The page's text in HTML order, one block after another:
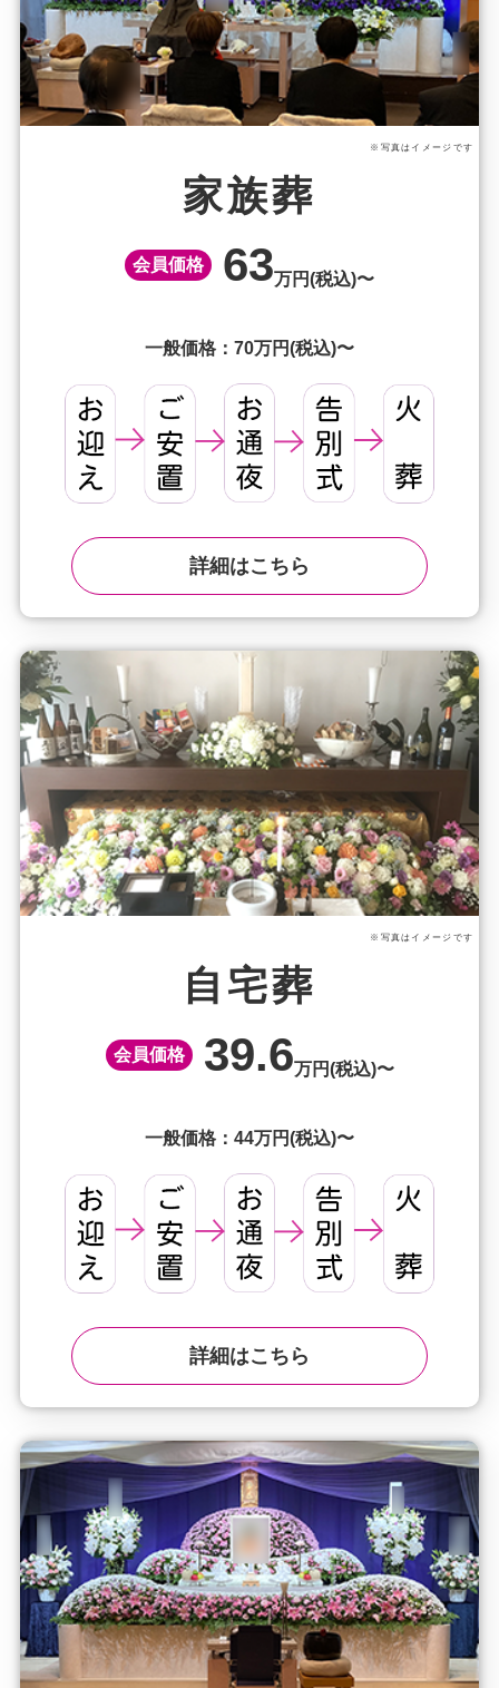
※写真はイメージです
家族葬
会員価格 63万円(税込)〜
一般価格：70万円(税込)〜
詳細はこちら
※写真はイメージです
自宅葬
会員価格 39.6万円(税込)〜
一般価格：44万円(税込)〜
詳細はこちら